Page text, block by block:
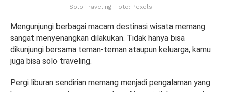
Solo Traveling. Foto: Pexels
Mengunjungi berbagai macam destinasi wisata memang
sangat menyenangkan dilakukan. Tidak hanya bisa
dikunjungi bersama teman-teman ataupun keluarga, kamu
juga bisa solo traveling.
Pergi liburan sendirian memang menjadi pengalaman yang